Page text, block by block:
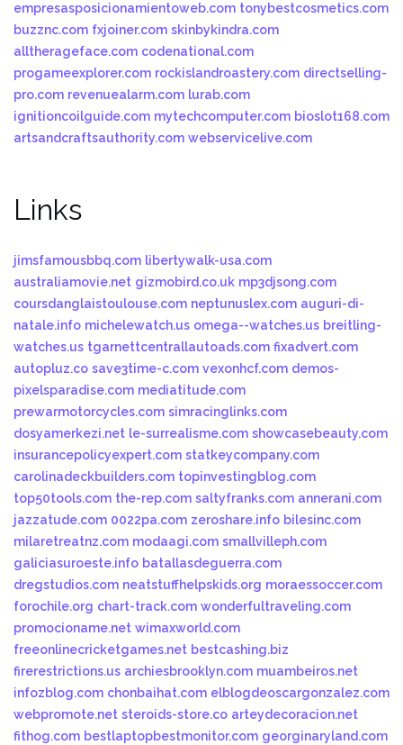
empresasposicionamientoweb.com tonybestcosmetics.com
buzznc.com fxjoiner.com skinbykindra.com
alltherageface.com codenational.com
progameexplorer.com rockislandroastery.com directselling-
pro.com revenuealarm.com lurab.com
ignitioncoilguide.com mytechcomputer.com bioslot168.com
artsandcraftsauthority.com webservicelive.com
Links
jimsfamousbbq.com libertywalk-usa.com
australiamovie.net gizmobird.co.uk mp3djsong.com
coursdanglaistoulouse.com neptunuslex.com auguri-di-
natale.info michelewatch.us omega--watches.us breitling-
watches.us tgarnettcentrallautoads.com fixadvert.com
autopluz.co save3time-c.com vexonhcf.com demos-
pixelsparadise.com mediatitude.com
prewarmotorcycles.com simracinglinks.com
dosyamerkezi.net le-surrealisme.com showcasebeauty.com
insurancepolicyexpert.com statkeycompany.com
carolinadeckbuilders.com topinvestingblog.com
top50tools.com the-rep.com saltyfranks.com annerani.com
jazzatude.com 0022pa.com zeroshare.info bilesinc.com
milaretreatnz.com modaagi.com smallvilleph.com
galiciasuroeste.info batallasdeguerra.com
dregstudios.com neatstuffhelpskids.org moraessoccer.com
forochile.org chart-track.com wonderfultraveling.com
promocioname.net wimaxworld.com
freeonlinecricketgames.net bestcashing.biz
firerestrictions.us archiesbrooklyn.com muambeiros.net
infozblog.com chonbaihat.com elblogdeoscargonzalez.com
webpromote.net steroids-store.co arteydecoracion.net
fithog.com bestlaptopbestmonitor.com georginaryland.com